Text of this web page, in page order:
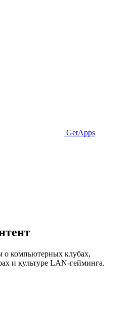
GetApps
о компьютерных клубах,
и культуре LAN-гейминга.